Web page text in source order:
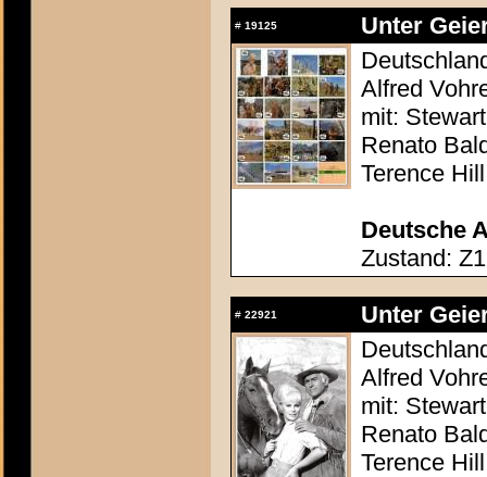
# 19125
Unter
Alfred
mit:
Renato
Terence
Deutsche
Zustand: Z1
# 22921
Unter
Alfred
mit:
Renato
Terence